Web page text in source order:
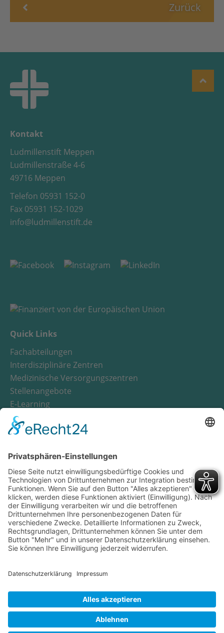
Zurück
Kontakt
Ludmillenstift Meppen
Ludmillenstraße 4-6
49716 Meppen
Telefon 05931 152-0
Fax 05931 152-1029
info@ludmillenstift.de
Quick Links
Fachabteilungen
Interdisziplinäre Zentren
Medizinische Versorgungszentren
Stellenangebote
E-Learning
Wichtige Nummern
Anfahrt
Datenschutz